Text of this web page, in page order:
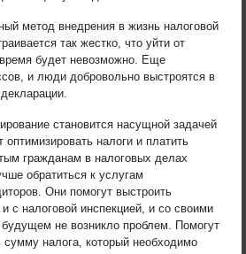
метод внедрения в жизнь налоговой
так жестко, что уйти от
будет невозможно. Еще
и люди добровольно выстроятся в
становится насущной задачей
налоги и платить
гражданам в налоговых делах
обратиться к услугам
Они помогут выстроить
с налоговой инспекцией, и со своими
не возникло проблем. Помогут
сумму налога, который необходимо